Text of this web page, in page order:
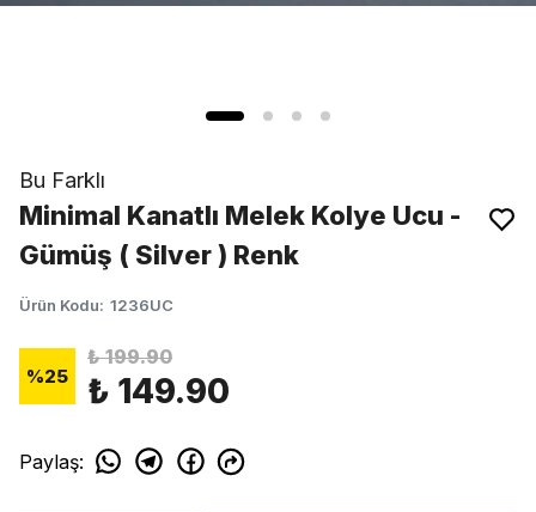
Bu Farklı
Minimal Kanatlı Melek Kolye Ucu -
Gümüş ( Silver ) Renk
Ürün Kodu: 1236UC
%25
₺ 199.90
₺ 149.90
Paylaş: